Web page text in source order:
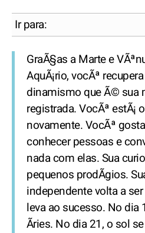
Ir para:
GraÃ§as a Marte e
AquÃ¡rio, vocÃª
dinamismo que Ã© sua
registrada. VocÃª estÃ¡
novamente. VocÃª
conhecer pessoas e
nada com elas. Sua
pequenos prodÃ­gios.
independente volta a
leva ao sucesso. No dia
Ãries. No dia 21, o sol